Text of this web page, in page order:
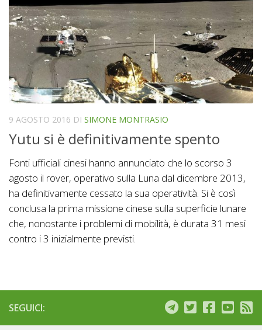
9 AGOSTO 2016 DI SIMONE MONTRASIO
Yutu si è definitivamente spento
Fonti ufficiali cinesi hanno annunciato che lo scorso 3
agosto il rover, operativo sulla Luna dal dicembre 2013,
ha definitivamente cessato la sua operatività. Si è così
conclusa la prima missione cinese sulla superficie lunare
che, nonostante i problemi di mobilità, è durata 31 mesi
contro i 3 inizialmente previsti.
SEGUICI: